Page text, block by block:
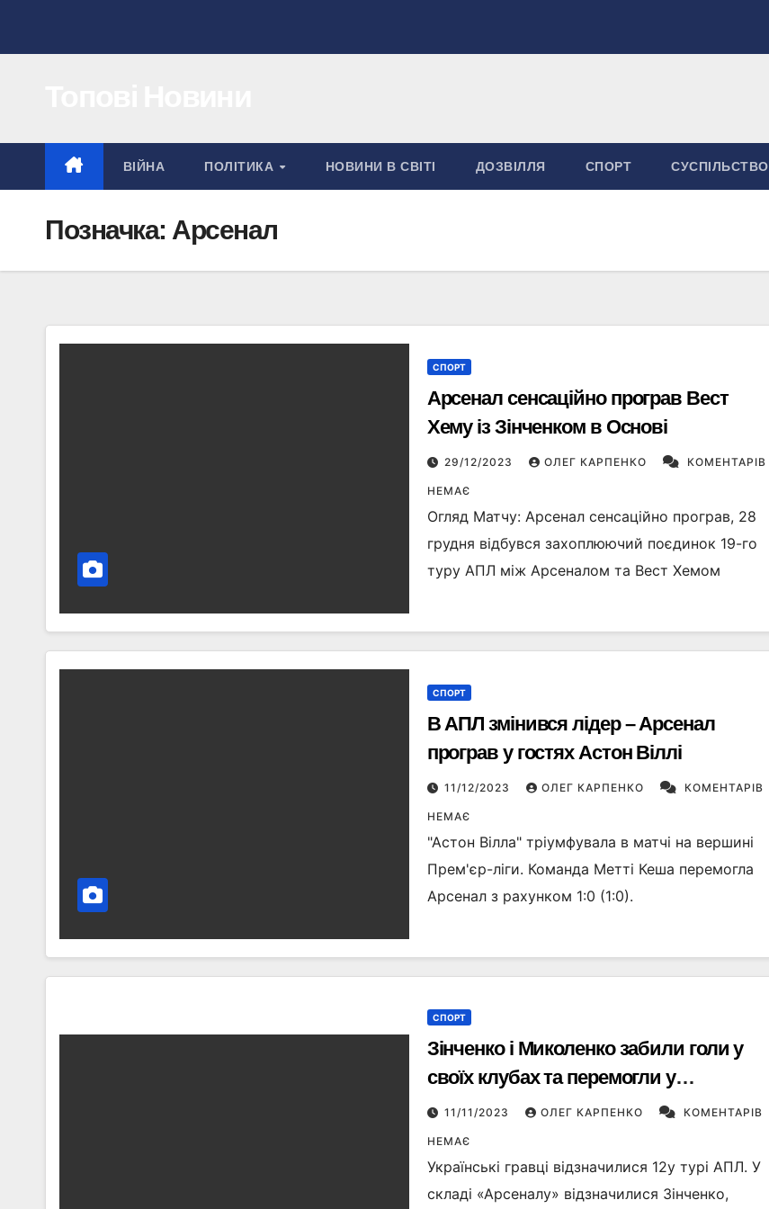
ВІЙНА ПОЛІТИКА НОВИНИ В СВІТІ ДОЗВІЛЛЯ СПОРТ СУСПІЛЬСТВО
Позначка: Арсенал
СПОРТ
Арсенал сенсаційно програв Вест
Хему із Зінченком в Основі
29/12/2023 ОЛЕГ КАРПЕНКО КОМЕНТАРІВ
НЕМАЄ
Огляд Матчу: Арсенал сенсаційно програв, 28
грудня відбувся захоплюючий поєдинок 19-го
туру АПЛ між Арсеналом та Вест Хемом
СПОРТ
В АПЛ змінився лідер – Арсенал
програв у гостях Астон Віллі
11/12/2023 ОЛЕГ КАРПЕНКО КОМЕНТАРІВ
НЕМАЄ
"Астон Вілла" тріумфувала в матчі на вершині
Прем'єр-ліги. Команда Метті Кеша перемогла
Арсенал з рахунком 1:0 (1:0).
СПОРТ
Зінченко і Миколенко забили голи у
своїх клубах та перемогли у
Англійській Прем’єр-Лізі
11/11/2023 ОЛЕГ КАРПЕНКО КОМЕНТАРІВ
НЕМАЄ
Українські гравці відзначилися 12у турі АПЛ. У
складі «Арсеналу» відзначилися Зінченко,